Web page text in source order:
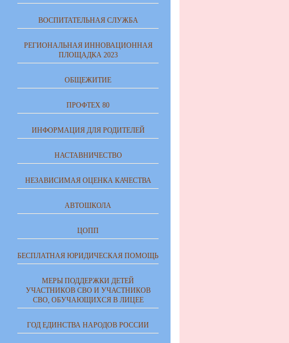
ВОСПИТАТЕЛЬНАЯ СЛУЖБА
РЕГИОНАЛЬНАЯ ИННОВАЦИОННАЯ
ПЛОЩАДКА 2023
ОБЩЕЖИТИЕ
ПРОФТЕХ 80
ИНФОРМАЦИЯ ДЛЯ РОДИТЕЛЕЙ
НАСТАВНИЧЕСТВО
НЕЗАВИСИМАЯ ОЦЕНКА КАЧЕСТВА
АВТОШКОЛА
ЦОПП
БЕСПЛАТНАЯ ЮРИДИЧЕСКАЯ ПОМОЩЬ
МЕРЫ ПОДДЕРЖКИ ДЕТЕЙ
УЧАСТНИКОВ СВО И УЧАСТНИКОВ
СВО, ОБУЧАЮЩИХСЯ В ЛИЦЕЕ
ГОД ЕДИНСТВА НАРОДОВ РОССИИ